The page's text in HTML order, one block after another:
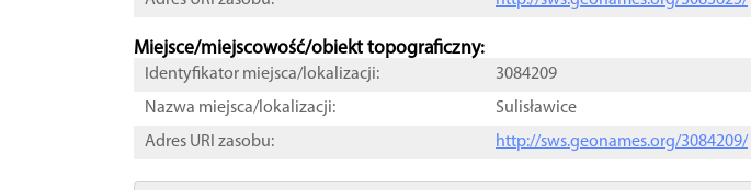
Miejsce/miejscowość/obiekt topograficzny:
Identyfikator miejsca/lokalizacji:
3084209
Nazwa miejsca/lokalizacji:
Sulisławice
Adres URI zasobu:
http://sws.geonames.org/3084209/